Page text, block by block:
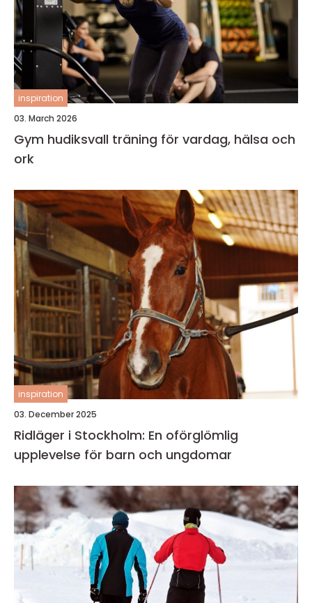
inspiration
03. March 2026
Gym hudiksvall träning för vardag, hälsa och
ork
inspiration
03. December 2025
Ridläger i Stockholm: En oförglömlig
upplevelse för barn och ungdomar